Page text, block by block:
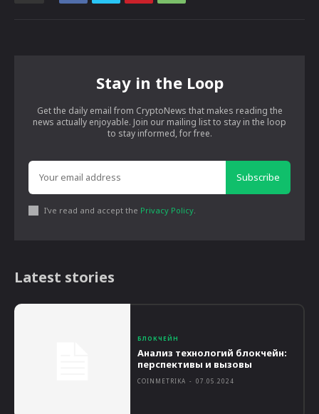
Stay in the Loop
Get the daily email from CryptoNews that makes reading the
news actually enjoyable. Join our mailing list to stay in the loop
to stay informed, for free.
Subscribe
I've read and accept the Privacy Policy
Latest stories
БЛОКЧЕЙН
Анализ технологий блокчейн:
перспективы и вызовы
COINMETRIKA - 07.05.2024